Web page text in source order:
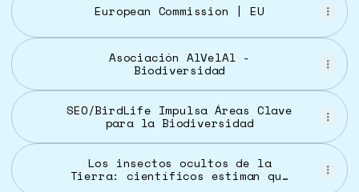
European Commission | EU
Asociación AlVelAl -
Biodiversidad
SEO/BirdLife Impulsa Áreas Clave
para la Biodiversidad
Los insectos ocultos de la
Tierra: científicos estiman que